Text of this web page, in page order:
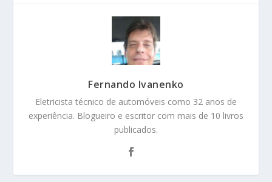
Fernando Ivanenko
Eletricista técnico de automóveis como 32 anos de
experiência. Blogueiro e escritor com mais de 10 livros
publicados.